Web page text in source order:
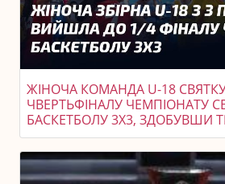
ЖІНОЧА КОМАНДА U-18
ЧВЕРТЬФІНАЛУ ЧЕМПІОНАТУ
БАСКЕТБОЛУ 3X3, ЗДОБУВШИ